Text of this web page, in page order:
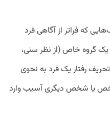
که فراتر از آگاهی فرد
گروه خاص (از نظر سنی،
رفتار یک فرد به نحوی
یا شخص دیگری آسیب وارد